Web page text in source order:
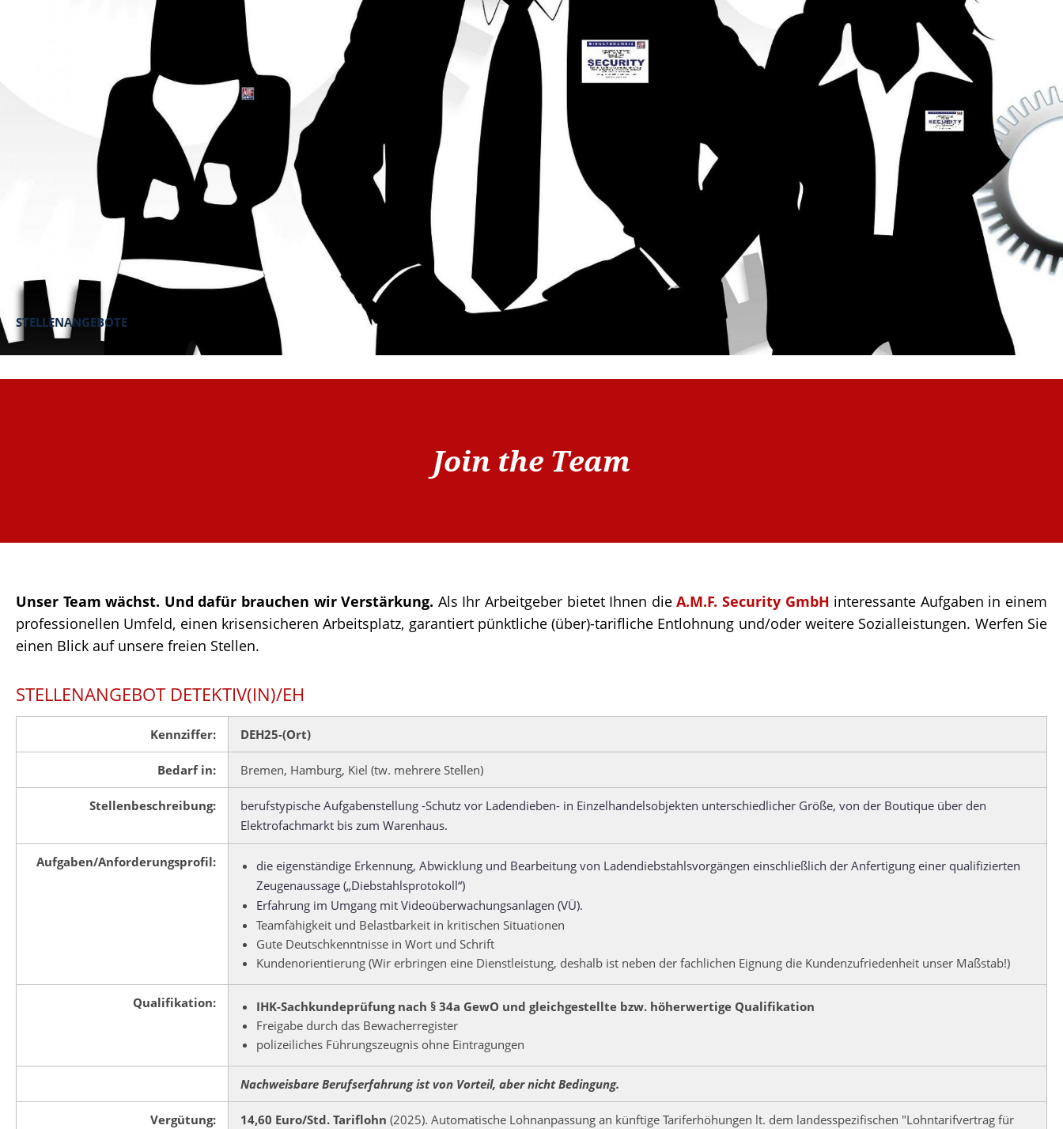
STELLENANGEBOTE
Join the Team
Unser Team wächst. Und dafür brauchen wir Verstärkung. Als Ihr Arbeitgeber bietet Ihnen dieA.M.F. Security GmbH interessante Aufgaben in einem
professionellen Umfeld, einen krisensicheren Arbeitsplatz, garantiert pünktliche (über)-tarifliche Entlohnung und/oder weitere Sozialleistungen. Werfen Sie
einen Blick auf unsere freien Stellen.
STELLENANGEBOT DETEKTIV(IN)/EH
Kennziffer: DEH25-(Ort)
Bedarf in: Bremen, Hamburg, Kiel (tw. mehrere Stellen)
Stellenbeschreibung:
berufstypische Aufgabenstellung -Schutz vor Ladendieben- in Einzelhandelsobjekten unterschiedlicher Größe, von der Boutique über den
Elektrofachmarkt bis zum Warenhaus.
Aufgaben/Anforderungsprofil:
die eigenständige Erkennung, Abwicklung und Bearbeitung von Ladendiebstahlsvorgängen einschließlich der Anfertigung einer qualifizierten
Zeugenaussage („Diebstahlsprotokoll“)
Erfahrung im Umgang mit Videoüberwachungsanlagen (VÜ).
Teamfähigkeit und Belastbarkeit in kritischen Situationen
Gute Deutschkenntnisse in Wort und Schrift
Kundenorientierung (Wir erbringen eine Dienstleistung, deshalb ist neben der fachlichen Eignung die Kundenzufriedenheit unser Maßstab!)
Qualifikation:
IHK-Sachkundeprüfung nach § 34a GewO und gleichgestellte bzw. höherwertige Qualifikation
Freigabe durch das Bewacherregister
polizeiliches Führungszeugnis ohne Eintragungen
Nachweisbare Berufserfahrung ist von Vorteil, aber nicht Bedingung.
Vergütung: 14,60 Euro/Std. Tariflohn (2025). Automatische Lohnanpassung an künftige Tariferhöhungen lt. dem landesspezifischen "Lohntarifvertrag für